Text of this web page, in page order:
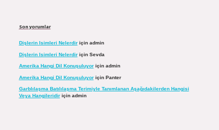
Son yorumlar
Dişlerin Isimleri Nelerdiriçin admin
Dişlerin Isimleri Nelerdiriçin Sevda
Amerika Hangi Dil Konuşuluyoriçin admin
Amerika Hangi Dil Konuşuluyoriçin Panter
Garblılaşma Batılılaşma Terimiyle Tanımlanan Aşağıdakilerden Hangisi
Veya Hangileridiriçin admin